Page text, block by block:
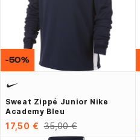
Sweat Zippé Junior Nike
Academy Bleu
17,50 € 35,00 €
-50%